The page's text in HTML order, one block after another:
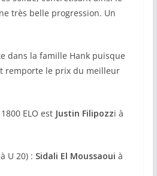
très belle progression. Un
dans la famille Hank puisque
remporte le prix du meilleur
ELO est Justin Filipozzi à
U 20) : Sidali El Moussaoui à